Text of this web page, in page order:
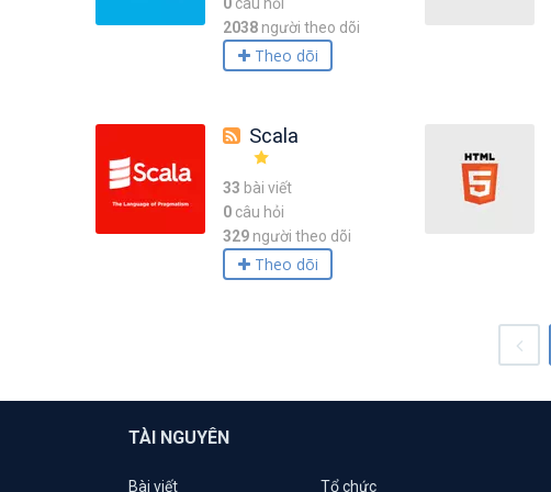
2038 người theo dõi
Theo dõi
Scala
33 bài viết
0 câu hỏi
329 người theo dõi
Theo dõi
TÀI NGUYÊN
Bài viết Tổ chức